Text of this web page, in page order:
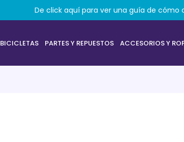
BICICLETAS PARTES Y REPUESTOS ACCESORIOS Y
De click aquí para ver una guía de cómo